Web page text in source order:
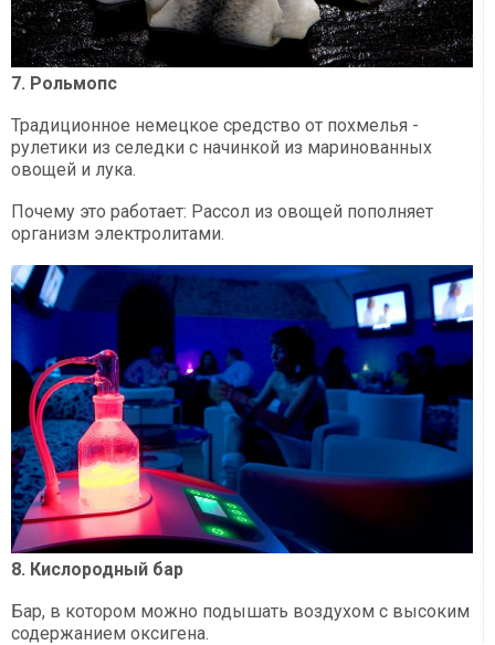
7. Рольмопс
Традиционное немецкое средство от похмелья -
рулетики из селедки с начинкой из маринованных
овощей и лука.
Почему это работает: Рассол из овощей пополняет
организм электролитами.
8. Кислородный бар
Бар, в котором можно подышать воздухом с высоким
содержанием оксигена.